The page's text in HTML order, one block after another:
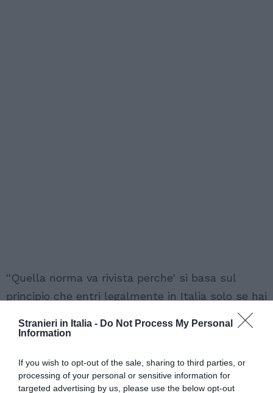
Stranieri in Italia - Do Not Process My Personal
Information
If you wish to opt-out of the sale, sharing to third parties, or
processing of your personal or sensitive information for
targeted advertising by us, please use the below opt-out
''Quella norma va rivista perche' si basa sul
principio che entri legalmente in Italia solo se hai
un contratto di lavoro o un reddito e se perdi il
posto hai sei mesi per trovarne un altro, senno'
sei mesi e' un arco di tempo troppo breve. E poi
si deve capire che sono donne e uomini che